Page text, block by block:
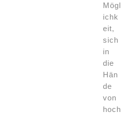
Mögl
ichk
eit,
sich
in
die
Hän
de
von
hoch